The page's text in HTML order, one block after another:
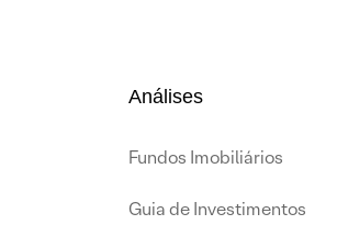
Análises
Fundos Imobiliários
Guia de Investimentos